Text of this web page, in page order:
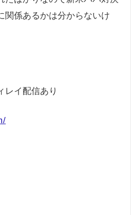
関係あるかは分からないけ
レイ配信あり